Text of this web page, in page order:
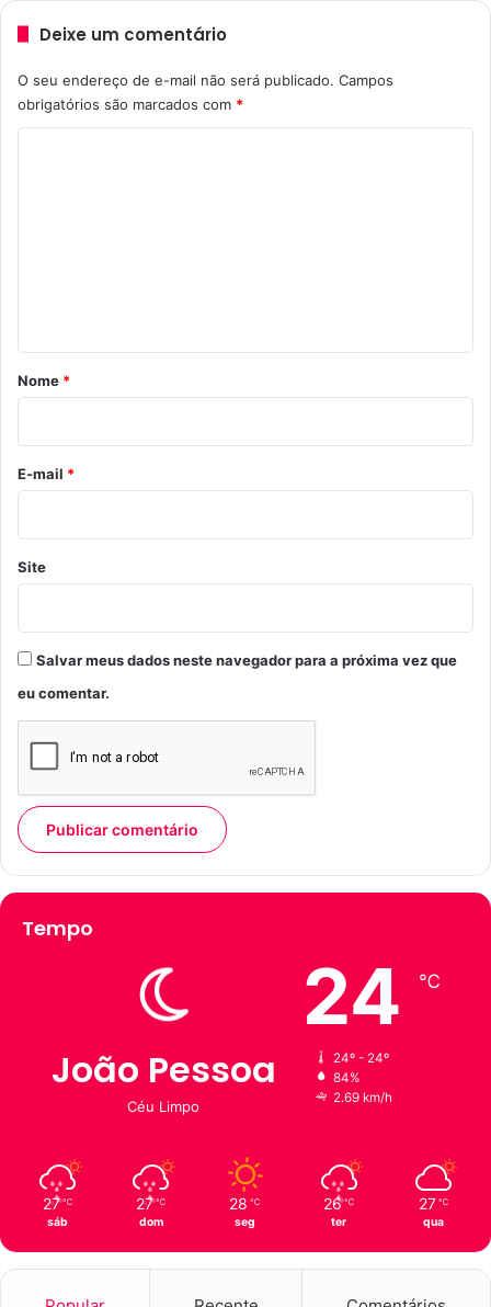
Deixe um comentário
O seu endereço de e-mail não será publicado. Campos
obrigatórios são marcados com *
r
o
*
Nome *
E-mail *
Site
Salvar meus dados neste navegador para a próxima vez que
eu comentar.
Tempo
João Pessoa
Céu Limpo
24 ℃
24º - 24º
84%
2.69 km/h
27 ℃
sáb
27 ℃
dom
28 ℃
seg
26 ℃
ter
27 ℃
qua